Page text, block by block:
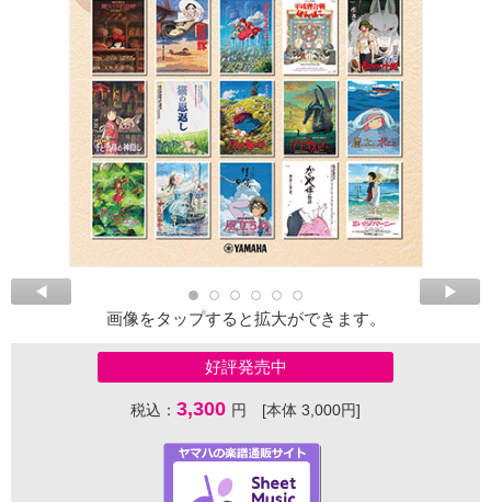
画像をタップすると拡大ができます。
好評発売中
税込： 3,300 円 [本体 3,000円]